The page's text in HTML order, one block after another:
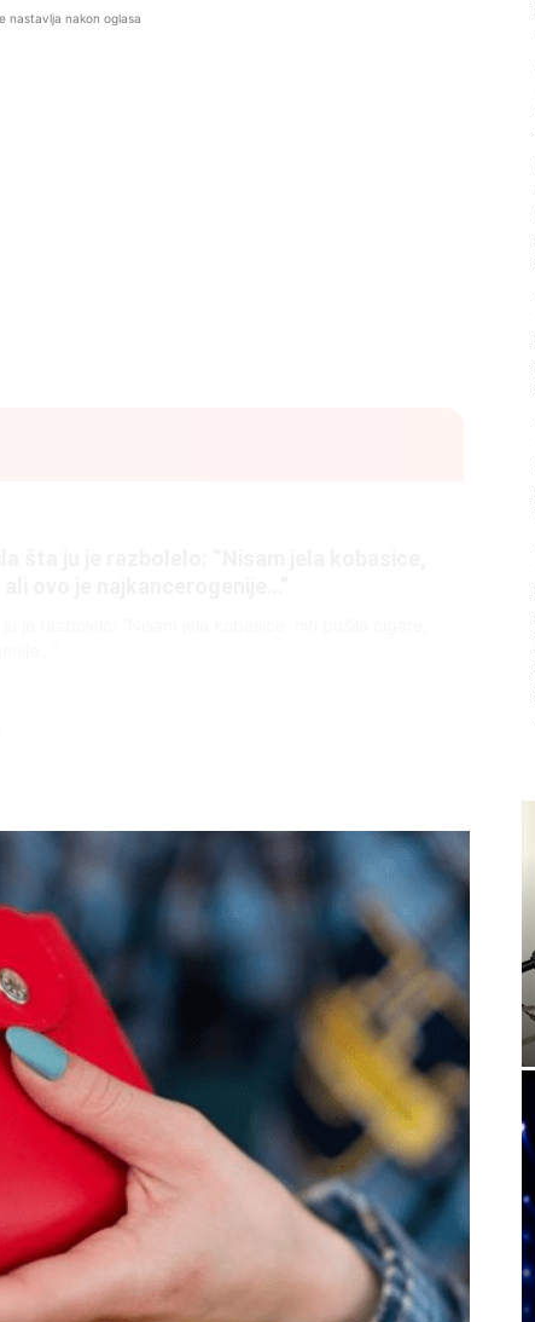
nastavlja nakon oglasa